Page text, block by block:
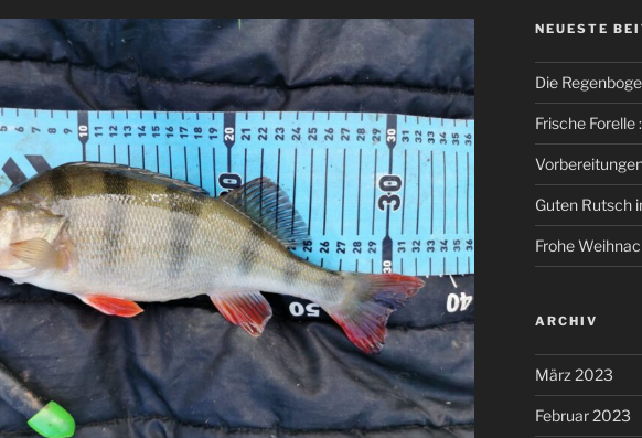
NEUESTE
Die
Frische Forelle
Guten Rutsch
Frohe
ARCHIV
März 2023
Februar 2023